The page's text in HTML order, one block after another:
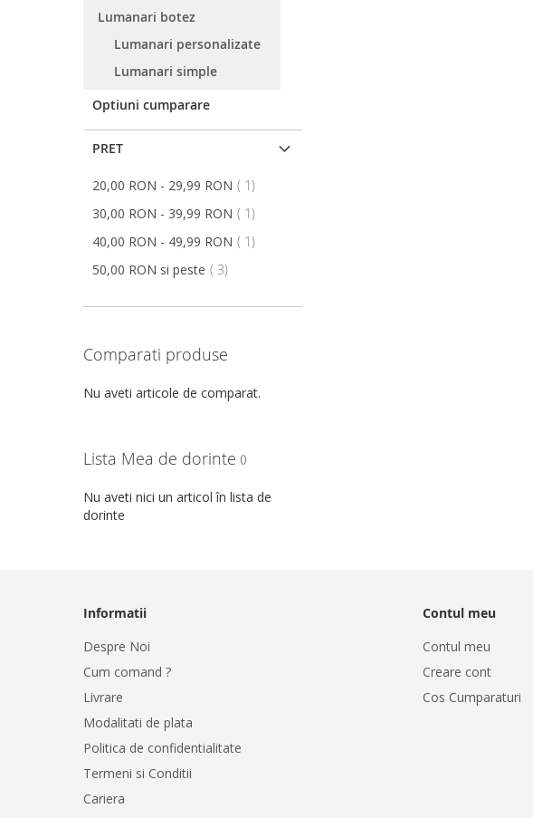
DE
DORINTE
COMPARARE
DE
DORINTE
COMPARARE
Lumanari botez
Lumanari personalizate
Lumanari simple
Optiuni cumparare
PRET
20,00 RON - 29,99 RON 1articol
30,00 RON - 39,99 RON 1articol
40,00 RON - 49,99 RON 1articol
50,00 RON si peste 3articol
Comparati produse
Nu aveti articole de comparat.
Lista Mea de dorinte
Nu aveti nici un articol în lista de
dorinte
Informatii
Despre Noi
Cum comand ?
Livrare
Modalitati de plata
Politica de confidentialitate
Termeni si Conditii
Cariera
Contul meu
Contul meu
Creare cont
Cos Cumparaturi